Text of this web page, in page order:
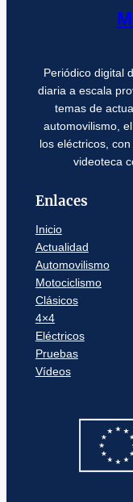
Periódico digital
diaria a escala
temas de
automovilismo,
los eléctricos,
videoteca
Enlaces
Inicio
Actualidad
Automovilismo
Motociclismo
Clásicos
4×4
Eléctricos
Pruebas
Vídeos